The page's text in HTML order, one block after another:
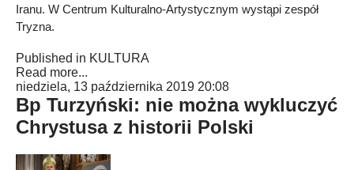
Iranu. W Centrum Kulturalno-Artystycznym wystąpi zespół
Tryzna.
Published in KULTURA
Read more...
niedziela, 13 października 2019 20:08
Bp Turzyński: nie można wykluczyć
Chrystusa z historii Polski